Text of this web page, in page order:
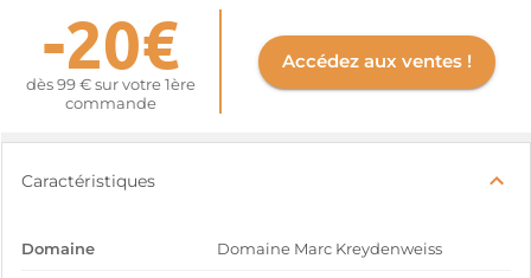
-20€
dès 99 € sur votre 1ère
commande
Accédez aux ventes !
Caractéristiques
Domaine Domaine Marc Kreydenweiss